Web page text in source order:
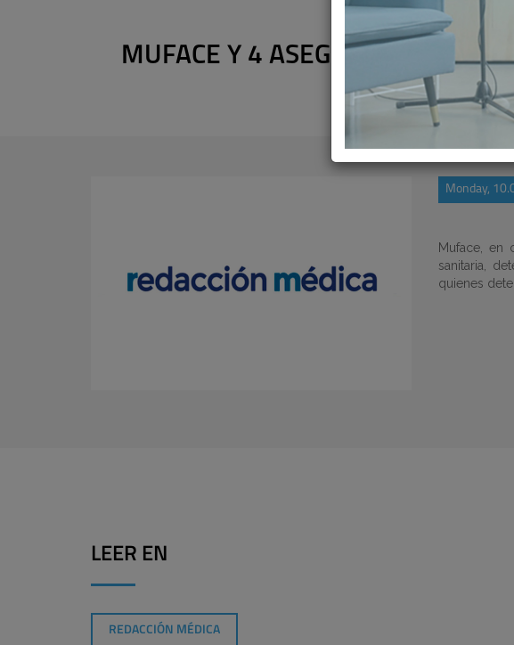
MUFACE Y 4 ASEGURADORAS
Monday,
Muface, en
sanitaria,
quienes
LEER EN
REDACCIÓN MÉDICA